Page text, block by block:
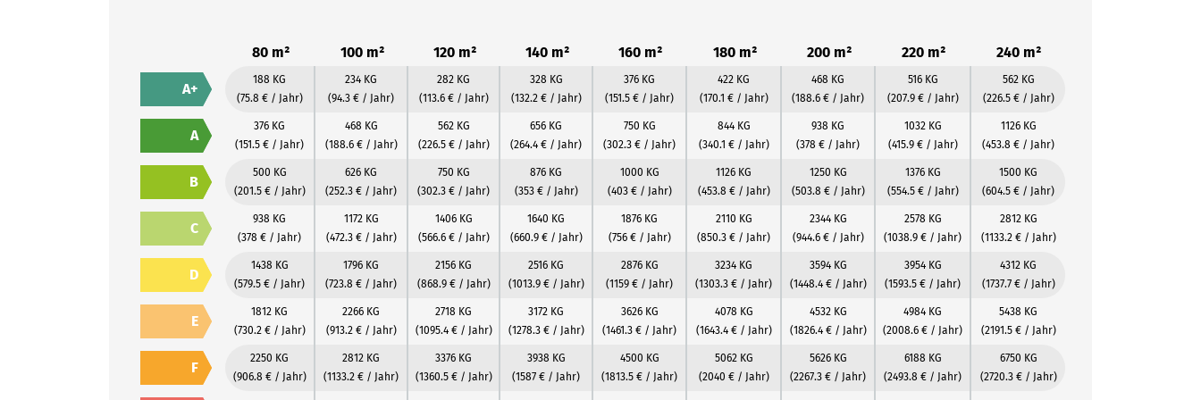
80 m² 100 m² 120 m² 140 m² 160 m² 180 m² 200 m² 220 m² 240 m²
A+
188 KG
(75.8 € / Jahr)
234 KG
(94.3 € / Jahr)
282 KG
(113.6 € / Jahr)
328 KG
(132.2 € / Jahr)
376 KG
(151.5 € / Jahr)
422 KG
(170.1 € / Jahr)
468 KG
(188.6 € / Jahr)
516 KG
(207.9 € / Jahr)
562 KG
(226.5 € / Jahr)
A
376 KG
(151.5 € / Jahr)
468 KG
(188.6 € / Jahr)
562 KG
(226.5 € / Jahr)
656 KG
(264.4 € / Jahr)
750 KG
(302.3 € / Jahr)
844 KG
(340.1 € / Jahr)
938 KG
(378 € / Jahr)
1032 KG
(415.9 € / Jahr)
1126 KG
(453.8 € / Jahr)
B
500 KG
(201.5 € / Jahr)
626 KG
(252.3 € / Jahr)
750 KG
(302.3 € / Jahr)
876 KG
(353 € / Jahr)
1000 KG
(403 € / Jahr)
1126 KG
(453.8 € / Jahr)
1250 KG
(503.8 € / Jahr)
1376 KG
(554.5 € / Jahr)
1500 KG
(604.5 € / Jahr)
C
938 KG
(378 € / Jahr)
1172 KG
(472.3 € / Jahr)
1406 KG
(566.6 € / Jahr)
1640 KG
(660.9 € / Jahr)
1876 KG
(756 € / Jahr)
2110 KG
(850.3 € / Jahr)
2344 KG
(944.6 € / Jahr)
2578 KG
(1038.9 € / Jahr)
2812 KG
(1133.2 € / Jahr)
D
1438 KG
(579.5 € / Jahr)
1796 KG
(723.8 € / Jahr)
2156 KG
(868.9 € / Jahr)
2516 KG
(1013.9 € / Jahr)
2876 KG
(1159 € / Jahr)
3234 KG
(1303.3 € / Jahr)
3594 KG
(1448.4 € / Jahr)
3954 KG
(1593.5 € / Jahr)
4312 KG
(1737.7 € / Jahr)
E
1812 KG
(730.2 € / Jahr)
2266 KG
(913.2 € / Jahr)
2718 KG
(1095.4 € / Jahr)
3172 KG
(1278.3 € / Jahr)
3626 KG
(1461.3 € / Jahr)
4078 KG
(1643.4 € / Jahr)
4532 KG
(1826.4 € / Jahr)
4984 KG
(2008.6 € / Jahr)
5438 KG
(2191.5 € / Jahr)
F
2250 KG
(906.8 € / Jahr)
2812 KG
(1133.2 € / Jahr)
3376 KG
(1360.5 € / Jahr)
3938 KG
(1587 € / Jahr)
4500 KG
(1813.5 € / Jahr)
5062 KG
(2040 € / Jahr)
5626 KG
(2267.3 € / Jahr)
6188 KG
(2493.8 € / Jahr)
6750 KG
(2720.3 € / Jahr)